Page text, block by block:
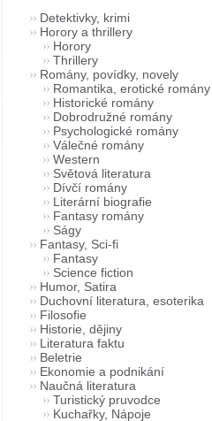
Detektivky, krimi
Horory a thrillery
Horory
Thrillery
Romány, povídky, novely
Romantika, erotické romány
Historické romány
Dobrodružné romány
Psychologické romány
Válečné romány
Western
Světová literatura
Dívčí romány
Literární biografie
Fantasy romány
Ságy
Fantasy, Sci-fi
Fantasy
Science fiction
Humor, Satira
Duchovní literatura, esoterika
Filosofie
Historie, dějiny
Literatura faktu
Beletrie
Ekonomie a podnikání
Naučná literatura
Turistický pruvodce
Kuchařky, Nápoje